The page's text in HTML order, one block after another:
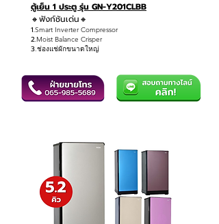
ตู้เย็น 1 ประตู รุ่น GN-Y201CLBB
🔸ฟังก์ชันเด่น🔸
1.Smart Inverter Compressor
2.Moist Balance Crisper
3.ช่องแช่ผักขนาดใหญ่